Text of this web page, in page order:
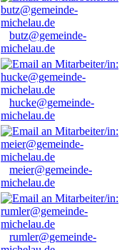
butz@gemeinde-
michelau.de
hucke@gemeinde-
michelau.de
meier@gemeinde-
michelau.de
rumler@gemeinde-